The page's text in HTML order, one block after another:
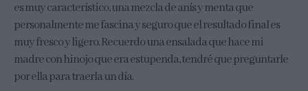
es muy característico, una mezcla de anís y menta que
personalmente me fascina y seguro que el resultado final es
muy fresco y ligero. Recuerdo una ensalada que hace mi
madre con hinojo que era estupenda, tendré que preguntarle
por ella para traerla un día.